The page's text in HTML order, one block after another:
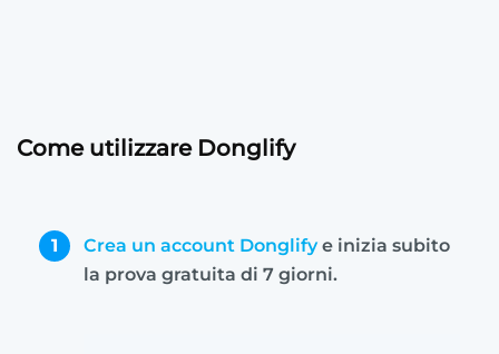
Come utilizzare Donglify
1 Crea un account Donglifye inizia subito
la prova gratuita di 7 giorni.